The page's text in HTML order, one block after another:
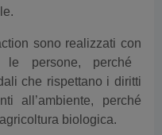
sono realizzati con
persone, perché
che rispettano i diritti
all’ambiente, perché
biologica.